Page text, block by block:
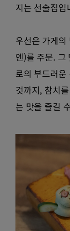
지는 선술집입
우선은 가게
엔)를 주문. 그
로의 부드러
것까지, 참치
는 맛을 즐길